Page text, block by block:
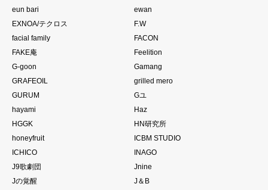
eun bari
ewan
EXNOA/テクロス
F.W
facial family
FACON
FAKE庵
Feelition
G-goon
Gamang
GRAFEOIL
grilled mero
GURUM
Gユ
hayami
Haz
HGGK
HN研究所
honeyfruit
ICBM STUDIO
ICHICO
INAGO
J9歌劇団
Jnine
Jの覚醒
J＆B